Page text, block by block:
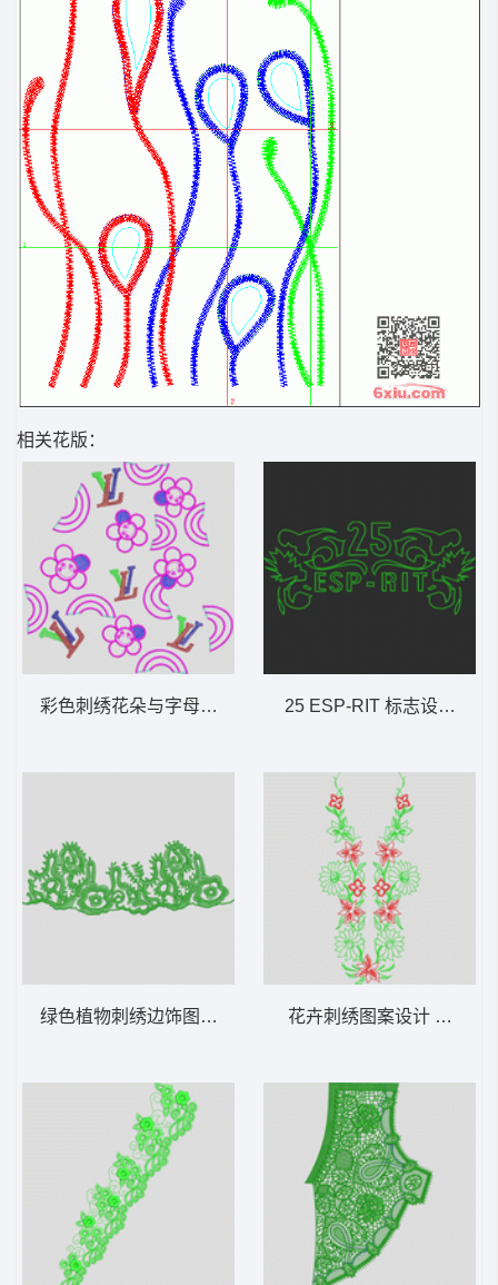
相关花版：
彩色刺绣花朵与字母图案 小太阳LV
绿色植物刺绣边饰图案 它它米花边
25 ESP-RIT 标志设计 单
花卉刺绣图案设计 简单对